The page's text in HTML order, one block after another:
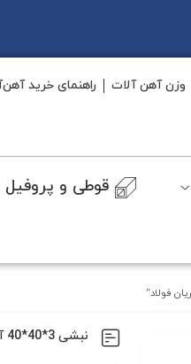
وزن آهن آلات راهنمای خرید
قوطی و پروفیل
نبشی 3*40*40 آریان فولاد